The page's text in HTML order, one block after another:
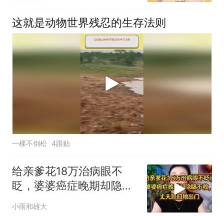
这就是动物世界残忍的生存法则
一棵不倒松 4跟贴
给亲爹花18万治病眼不
眨，婆婆癌症晚期却隐瞒
不救，丈夫怒提离婚
小雨和雄大